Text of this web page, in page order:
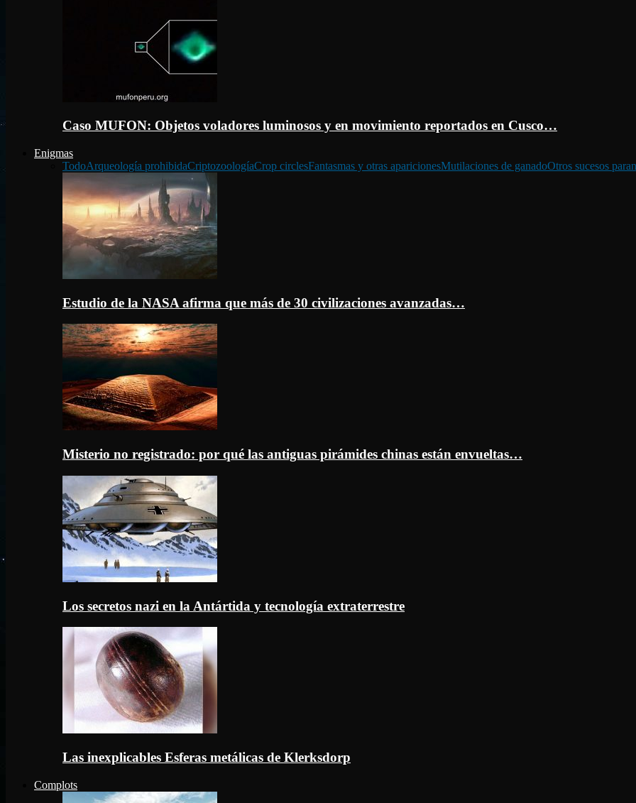
Caso MUFON: Objetos voladores luminosos y en movimiento reportados en Cusco…
Enigmas
TodoArqueología prohibidaCriptozoologíaCrop circlesFantasmas y otras aparicionesMutilaciones de ganadoOtros sucesos
Estudio de la NASA afirma que más de 30 civilizaciones avanzadas…
Misterio no registrado: por qué las antiguas pirámides chinas están envueltas…
Los secretos nazi en la Antártida y tecnología extraterrestre
Las inexplicables Esferas metálicas de Klerksdorp
Complots